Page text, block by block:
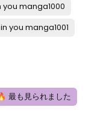
you manga1000
you manga1001
最も見られました